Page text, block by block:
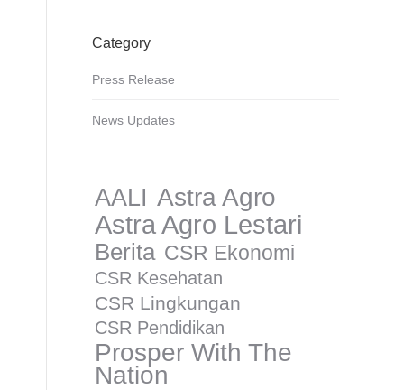
Category
Press Release
News Updates
AALI Astra Agro
Astra Agro Lestari
Berita CSR Ekonomi
CSR Kesehatan
CSR Lingkungan
CSR Pendidikan
Prosper With The
Nation